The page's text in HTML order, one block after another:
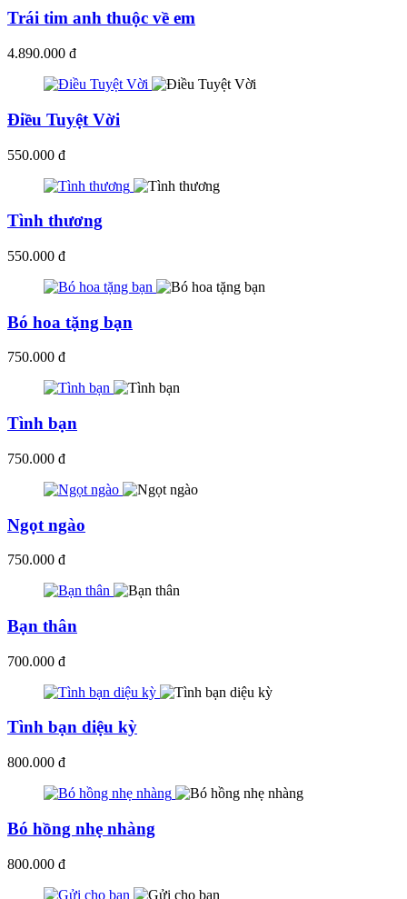
Trái tim anh thuộc về em
4.890.000 đ
Điều Tuyệt Vời
550.000 đ
Tình thương
550.000 đ
Bó hoa tặng bạn
750.000 đ
Tình bạn
750.000 đ
Ngọt ngào
750.000 đ
Bạn thân
700.000 đ
Tình bạn diệu kỳ
800.000 đ
Bó hồng nhẹ nhàng
800.000 đ